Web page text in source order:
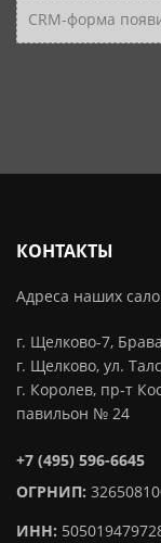
CRM-форма
КОНТАКТЫ
Адреса наших
г. Щелково-7,
г. Щелково, ул.
г. Королев, пр-т
павильон № 24
+7 (495) 596-6645
ОГРНИП:
ИНН: